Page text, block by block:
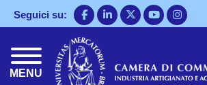
Salta
al
Seguici su:
MENU